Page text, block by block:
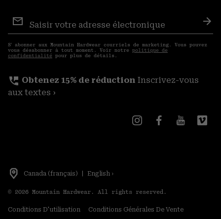
aux
courriels
S′ abonner aux Mountain Hardwear courriels de marketing. Vous pouvez
vous désabonner à tout moment. Voir notre politique de
confidentialité pour plus de détails.
perm_phone_msg Obtenez 15% de réduction Inscrivez-vous
aux textes ›
Canada (français) English ›
© 2026 Mountain Hardwear. All rights reserved.
Conditions D'utilisation Conditions Générales De Vente